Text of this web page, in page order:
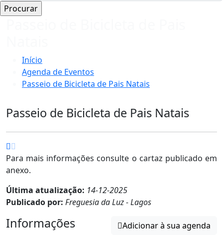
Início
Agenda de Eventos
Passeio de Bicicleta de Pais Natais
Passeio de Bicicleta de Pais Natais
Para mais informações consulte o cartaz publicado em
anexo.
Última atualização: 14-12-2025
Publicado por: Freguesia da Luz - Lagos
Informações Adicionar à sua agenda